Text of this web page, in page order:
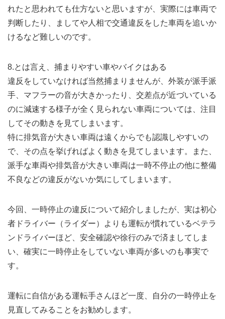
れたと思われても仕方ないと思いますが、実際には車両で
判断したり、ましてや人相で交通違反をした車両を追いか
けるなど難しいのです。
8.とは言え、捕まりやすい車やバイクはある
違反をしていなければ当然捕まりませんが、外装が派手派
手、マフラーの音が大きかったり、交差点が近づいている
のに減速する様子が全く見られない車両については、注目
してその動きを見てしまいます。
特に排気音が大きい車両は遠くからでも認識しやすいの
で、その点を挙げればよく動きを見てしまいます。また、
派手な車両や排気音が大きい車両は一時不停止の他に整備
不良などの違反がないか気にしてしまいます。
今回、一時停止の違反について紹介しましたが、実は初心
者ドライバー（ライダー）よりも運転が慣れているベテラ
ンドライバーほど、安全確認や徐行のみで済ましてしま
い、確実に一時停止をしていない車両が多いのも事実で
す。
運転に自信がある運転手さんほど一度、自分の一時停止を
見直してみることをお勧めします。